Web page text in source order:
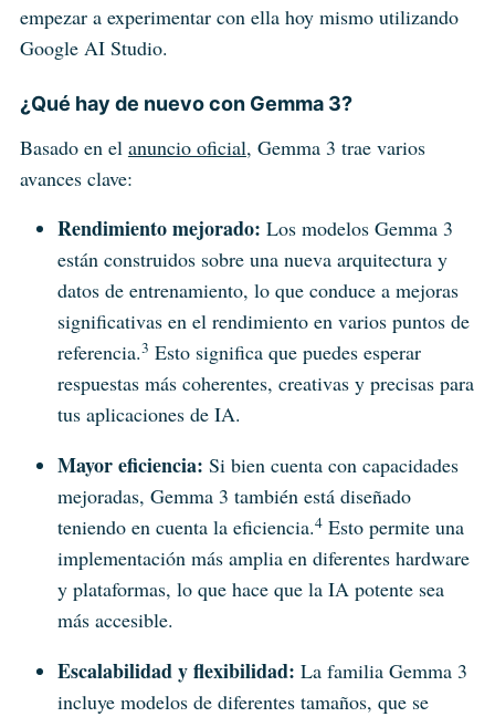
empezar a experimentar con ella hoy mismo utilizando
Google AI Studio.
¿Qué hay de nuevo con Gemma 3?
Basado en el anuncio oficial, Gemma 3 trae varios
avances clave:
Rendimiento mejorado: Los modelos Gemma 3
están construidos sobre una nueva arquitectura y
datos de entrenamiento, lo que conduce a mejoras
significativas en el rendimiento en varios puntos de
referencia.3 Esto significa que puedes esperar
respuestas más coherentes, creativas y precisas para
tus aplicaciones de IA.
Mayor eficiencia: Si bien cuenta con capacidades
mejoradas, Gemma 3 también está diseñado
teniendo en cuenta la eficiencia.4 Esto permite una
implementación más amplia en diferentes hardware
y plataformas, lo que hace que la IA potente sea
más accesible.
Escalabilidad y flexibilidad: La familia Gemma 3
incluye modelos de diferentes tamaños, que se